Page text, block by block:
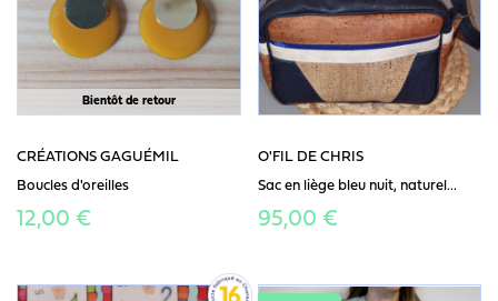
Bientôt de retour
CRÉATIONS GAGUÉMIL
Boucles d'oreilles
12,00 €
O'FIL DE CHRIS
Sac en liège bleu nuit, naturel...
95,00 €